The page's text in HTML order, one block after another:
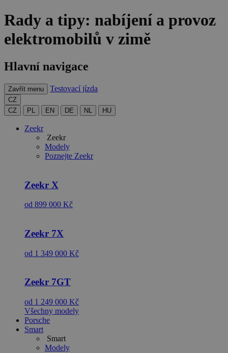
Rady a tipy: nabíjení a provoz
elektromobilů v zimě
Hlavní navigace
Zavřít menu Testovací jízda
CZ
CZ
PL EN DE NL HU
Zeekr
Zeekr
Modely
Poznejte Zeekr
Zeekr X
od 899 000 Kč
Zeekr 7X
od 1 349 000 Kč
Zeekr 7GT
od 1 249 000 Kč
Všechny modely
Porsche
Smart
Smart
Modely